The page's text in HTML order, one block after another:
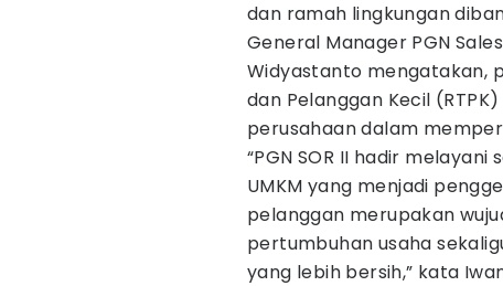
dan ramah lingkungan
General Manager PGN
Widyastanto mengatakan,
dan Pelanggan Kecil
perusahaan dalam
“PGN SOR II hadir
UMKM yang menjadi
pelanggan merupakan
pertumbuhan usaha
yang lebih bersih,” kata